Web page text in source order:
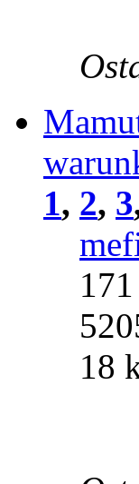
1, 2, 3
171
18